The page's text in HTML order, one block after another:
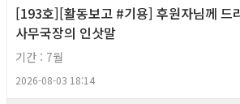
[193호][활동보고 #기용] 후원자님께 드
사무국장의 인삿말
기간 : 7월
2026-08-03 18:14